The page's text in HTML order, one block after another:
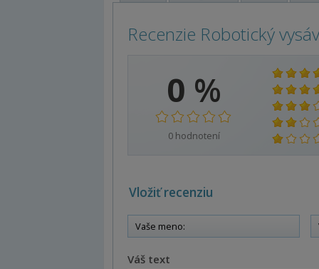
Recenzie Robotický
0 %
0hodnotení
Vložiť recenziu
Váš text